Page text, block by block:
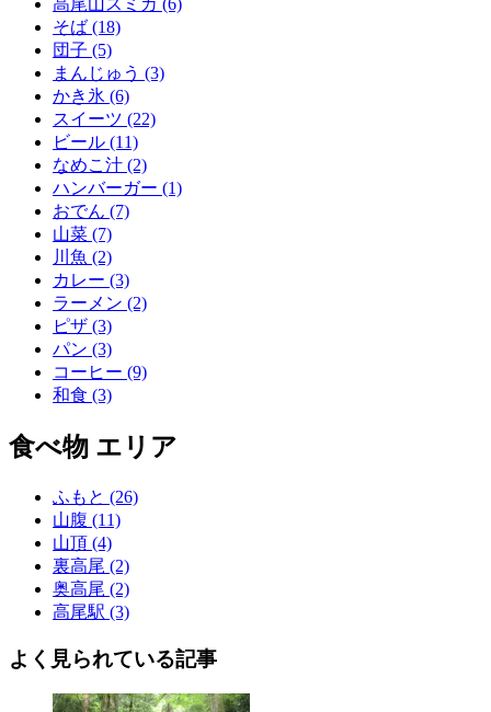
高尾山スミカ (6)
そば (18)
団子 (5)
まんじゅう (3)
かき氷 (6)
スイーツ (22)
ビール (11)
なめこ汁 (2)
ハンバーガー (1)
おでん (7)
山菜 (7)
川魚 (2)
カレー (3)
ラーメン (2)
ピザ (3)
パン (3)
コーヒー (9)
和食 (3)
食べ物 エリア
ふもと (26)
山腹 (11)
山頂 (4)
裏高尾 (2)
奥高尾 (2)
高尾駅 (3)
よく見られている記事